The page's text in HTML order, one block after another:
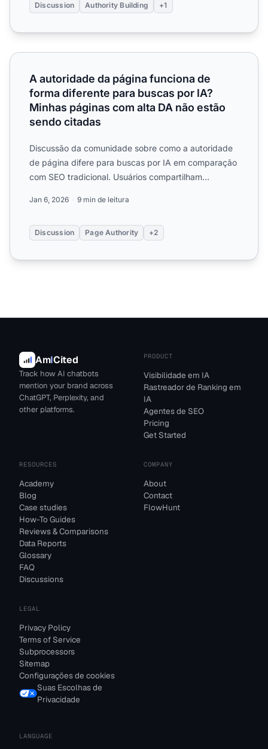
Discussion Authority Building +1
A autoridade da página funciona de forma diferente para
A autoridade da página funciona de
forma diferente para buscas por IA?
Minhas páginas com alta DA não estão
sendo citadas
Discussão da comunidade sobre como a autoridade
de página difere para buscas por IA em comparação
com SEO tradicional. Usuários compartilham
Jan 6, 2026 9 min de leitura
Discussion Page Authority +2
AmICited
Track how AI chatbots
mention your brand across
ChatGPT, Perplexity, and
other platforms.
PRODUCT
Visibilidade em IA
Rastreador de Ranking em
IA
Agentes de SEO
Pricing
Get Started
RESOURCES
Academy
Blog
Case studies
How-To Guides
Reviews & Comparisons
Data Reports
Glossary
FAQ
Discussions
COMPANY
About
Contact
FlowHunt
LEGAL
Privacy Policy
Terms of Service
Subprocessors
Sitemap
Configurações de cookies
Suas Escolhas de
Privacidade
LANGUAGE